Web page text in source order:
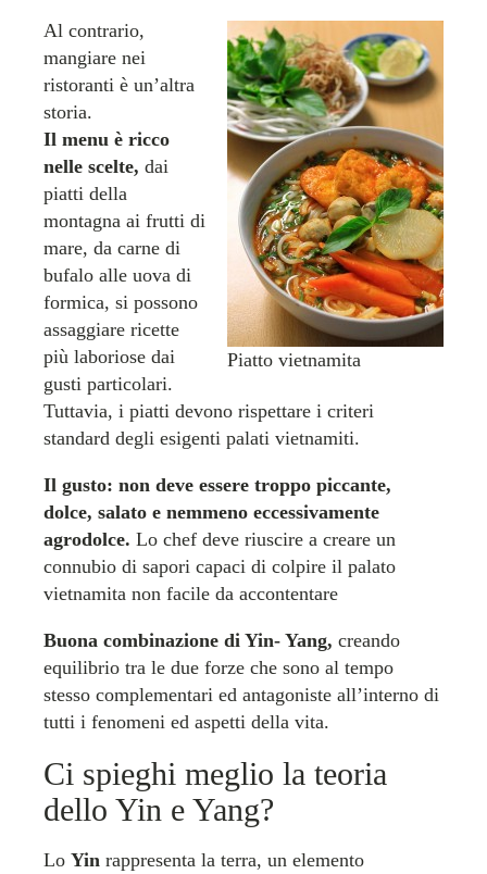
Piatto vietnamita
Al contrario,
mangiare nei
ristoranti è un’altra
storia.
Il menu è ricco
nelle scelte, dai
piatti della
montagna ai frutti di
mare, da carne di
bufalo alle uova di
formica, si possono
assaggiare ricette
più laboriose dai
gusti particolari.
Tuttavia, i piatti devono rispettare i criteri
standard degli esigenti palati vietnamiti.
Il gusto: non deve essere troppo piccante,
dolce, salato e nemmeno eccessivamente
agrodolce. Lo chef deve riuscire a creare un
connubio di sapori capaci di colpire il palato
vietnamita non facile da accontentare
Buona combinazione di Yin- Yang, creando
equilibrio tra le due forze che sono al tempo
stesso complementari ed antagoniste all’interno di
tutti i fenomeni ed aspetti della vita.
Ci spieghi meglio la teoria
dello Yin e Yang?
Lo Yin rappresenta la terra, un elemento